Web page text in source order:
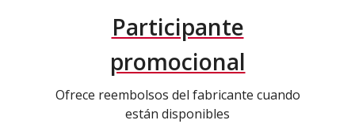
Participante
promocional
Ofrece reembolsos del fabricante cuando
están disponibles